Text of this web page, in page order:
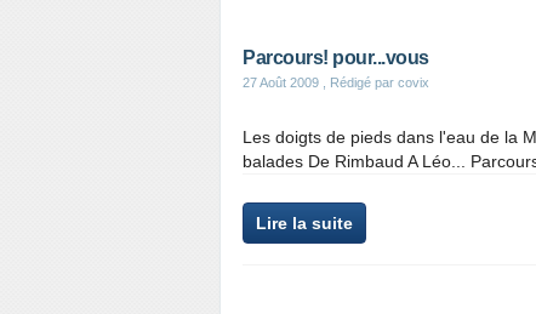
Parcours! pour...vous
27 Août 2009 , Rédigé par covix
Les doigts de pieds dans l'eau de la
balades De Rimbaud A Léo...
Lire la suite